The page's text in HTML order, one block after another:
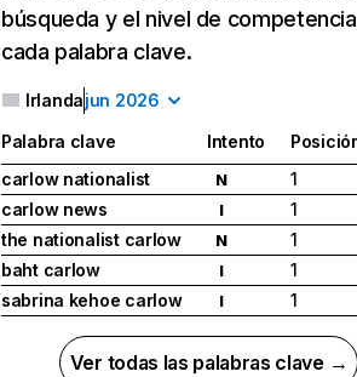
búsqueda y el nivel de
cada palabra clave.
Irlandajun 2026
Palabra clave Intento
carlow nationalist
N
1
carlow news
I
1
the nationalist carlow
N
1
baht carlow
I
1
sabrina kehoe carlow
I 1
Ver todas las palabras clave →